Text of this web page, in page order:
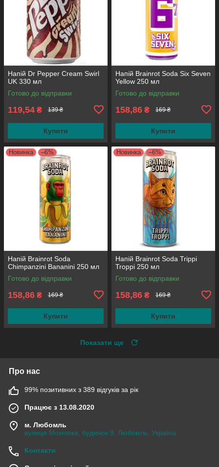
Напій Dr Pepper Cream Swirl
UK 330 мл
Готово до відправки
119,54 ₴ 139 ₴
Купити
Напій Brainrot Soda Six Seven
Yellow 250 мл
Готово до відправки
158,86 ₴ 169 ₴
Купити
Новинка –6%
Напій Brainrot Soda
Chimpanzini Bananini 250 мл
Готово до відправки
158,86 ₴ 169 ₴
Купити
Новинка –6%
Напій Brainrot Soda Trippi
Troppi 250 мл
Готово до відправки
158,86 ₴ 169 ₴
Купити
Показати ще
Про нас
99% позитивних з 389 відгуків за рік
Працює з 13.08.2020
м. Любомль
вулиця Мохнюка, будинок 9, Любомль, Україна
Контакти